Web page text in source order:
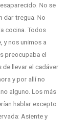
No se
dar tregua. No
cocina. Todos
y nos unimos a
preocupaba el
llevar el cadáver
y por allí no
alguno. Los más
hablar excepto
Asiente y